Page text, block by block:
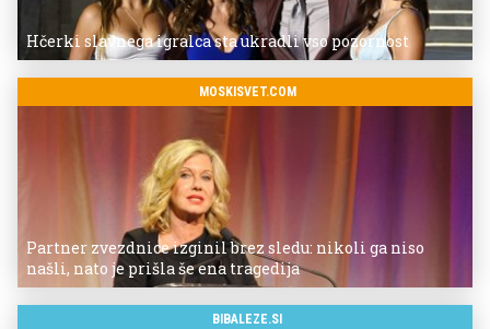
Hčerki slavnega igralca sta ukradli vso pozornost
MOSKISVET.COM
Partner zvezdnice izginil brez sledu: nikoli ga niso
našli, nato je prišla še ena tragedija
BIBALEZE.SI